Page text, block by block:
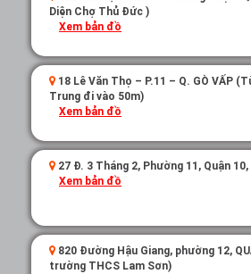
Diện Chợ Thủ Đức )
Xem bản đồ
18 Lê Văn Thọ – P.11 – Q. GÒ VẤP
Trung đi vào 50m)
Xem bản đồ
27 Đ. 3 Tháng 2, Phường 11, Quận
Xem bản đồ
820 Đường Hậu Giang, phường 12,
trường THCS Lam Sơn)